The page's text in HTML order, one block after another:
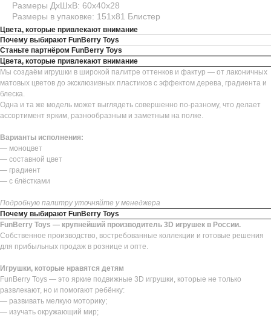
Размеры ДхШхВ: 60х40х28
Размеры в упаковке: 151х81 Блистер
Цвета, которые привлекают внимание
Почему выбирают FunBerry Toys
Станьте партнёром FunBerry Toys
Цвета, которые привлекают внимание
Мы создаём игрушки в широкой палитре оттенков и фактур — от лаконичных
матовых цветов до эксклюзивных пластиков с эффектом дерева, градиента и
блеска.
Одна и та же модель может выглядеть совершенно по-разному, что делает
ассортимент ярким, разнообразным и заметным на полке.
Варианты исполнения:
— моноцвет
— составной цвет
— градиент
— с блёстками
Подробную палитру уточняйте у менеджера
Почему выбирают FunBerry Toys
FunBerry Toys — крупнейший производитель 3D игрушек в России.
Собственное производство, востребованные коллекции и готовые решения
для прибыльных продаж в рознице и опте.
Игрушки, которые нравятся детям
FunBerry Toys — это яркие подвижные 3D игрушки, которые не только
развлекают, но и помогают ребёнку:
— развивать мелкую моторику;
— изучать окружающий мир;